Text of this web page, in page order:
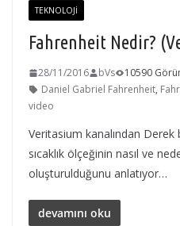
TEKNOLOJI
Fahrenheit Nedir?
28/11/2016 bVs
10590
Daniel Gabriel Fahrenheit,
video
Veritasium kanalından
sıcaklık ölçeğinin nasıl ve
oluşturulduğunu anlatıyor…
devamını oku